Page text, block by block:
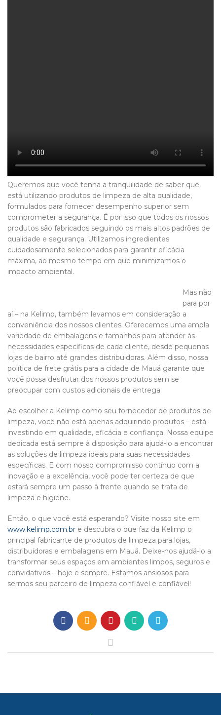
Queremos que você tenha a tranquilidade de saber que
está utilizando produtos de limpeza de alta qualidade,
formulados para fornecer desempenho superior sem
comprometer a segurança. É por isso que todos os nossos
produtos são fabricados seguindo os mais altos padrões de
qualidade e segurança. Utilizamos ingredientes
cuidadosamente selecionados para garantir eficácia
máxima, ao mesmo tempo em que minimizamos o
impacto ambiental.
Mas não
para por
aí – na Kelimp, também levamos em consideração a
conveniência dos nossos clientes. Oferecemos uma ampla
variedade de embalagens e tamanhos para atender às
necessidades específicas de cada cliente, desde pequenas
lojas de bairro até grandes distribuidoras. Além disso, nossa
política de frete grátis para a cidade de Mauá garante que
você possa desfrutar dos nossos produtos sem se
preocupar com custos adicionais de entrega.
Ao escolher a Kelimp como seu fornecedor de produtos de
limpeza, você não está apenas adquirindo produtos – está
investindo em qualidade, eficácia e confiança. Nossa equipe
dedicada está sempre à disposição para ajudá-lo a encontrar
as soluções de limpeza ideais para suas necessidades
específicas. E com nosso compromisso contínuo com a
inovação e a excelência, você pode ter certeza de que
estará sempre um passo à frente quando se trata de
limpeza e higiene.
Então, o que você está esperando? Visite nosso site em
www.kelimp.com.br e descubra o que faz da Kelimp o
principal fabricante de produtos de limpeza para lojas,
distribuidoras e embalagens em Mauá. Deixe-nos ajudá-lo a
transformar seus espaços em ambientes limpos, seguros e
convidativos – hoje e sempre. Estamos ansiosos para
sermos seu parceiro de limpeza confiável e confiável!